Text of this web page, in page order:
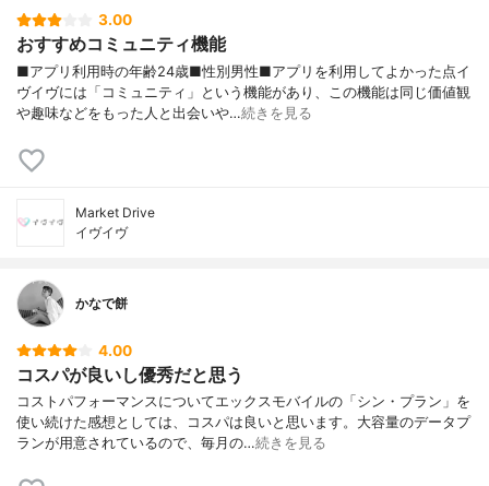
3.00
おすすめコミュニティ機能
■アプリ利用時の年齢24歳■性別男性■アプリを利用してよかった点イ
ヴイヴには「コミュニティ」という機能があり、この機能は同じ価値観
や趣味などをもった人と出会いや…続きを見る
Market Drive
イヴイヴ
かなで餅
4.00
コスパが良いし優秀だと思う
コストパフォーマンスについてエックスモバイルの「シン・プラン」を
使い続けた感想としては、コスパは良いと思います。大容量のデータプ
ランが用意されているので、毎月の…続きを見る